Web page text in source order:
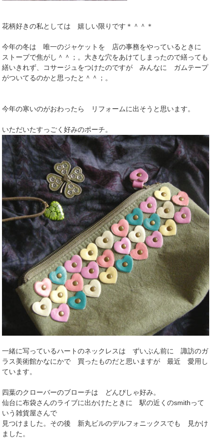
花柄好きの私としては 嬉しい限りです＊＾＾＊
今年の冬は 唯一のジャケットを 店の事務をやっているときに
ストーブで焦がし＾＾；。大きな穴をあけてしまったので繕っても
繕いきれず、コサージュをつけたのですが みんなに ガムテープ
がついてるのかと思ったと＾＾；。
今年の寒いのがおわったら リフォームに出そうと思います。
いただいたすっごく好みのポーチ。
一緒に写っているハートのネックレスは ずいぶん前に 諏訪のガ
ラス美術館かなにかで 買ったものだと思いますが 最近 愛用し
ています。
四葉のクローバーのブローチは どんぴしゃ好み。
仙台に布袋さんのライブに出かけたときに 駅の近くのsmithって
いう雑貨屋さんで
見つけました。その後 新丸ビルのデルフォニックスでも 見かけ
ました。